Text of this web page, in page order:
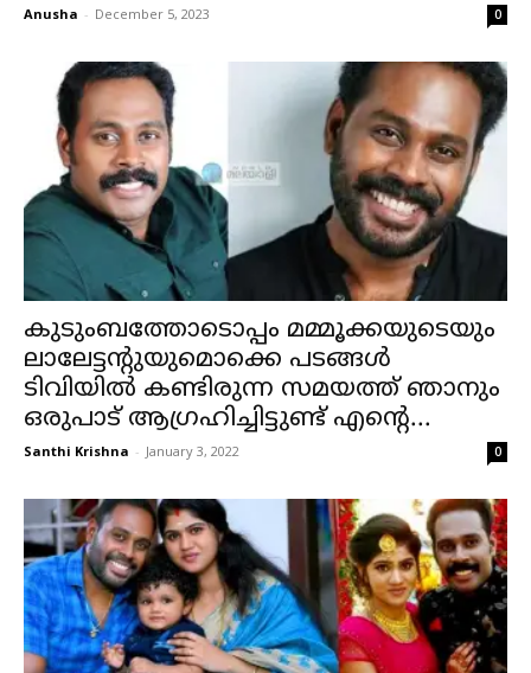
Anusha - December 5, 2023 0
കുടുംബത്തോടൊപ്പം മമ്മൂക്കയുടെയും
ലാലേട്ടന്റുയുമൊക്കെ പടങ്ങൾ
ടിവിയിൽ കണ്ടിരുന്ന സമയത്ത് ഞാനും
ഒരുപാട് ആഗ്രഹിച്ചിട്ടുണ്ട് എന്റെ...
Santhi Krishna - January 3, 2022 0